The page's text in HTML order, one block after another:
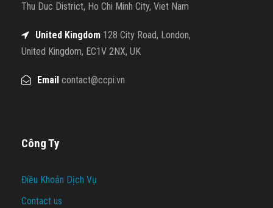
Thu Duc District, Ho Chi Minh City, Viet Nam
United Kingdom 128 City Road, London,
United Kingdom, EC1V 2NX, UK
Email contact@ccpi.vn
Công Ty
Điều Khoản Dịch Vụ
Contact us